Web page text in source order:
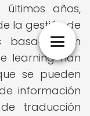
últimos años,
la gestión de
basadas en
learning han
se pueden
información
traducción